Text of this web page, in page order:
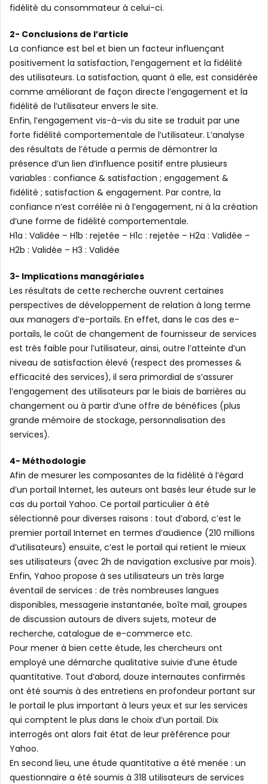
fidélité du consommateur à celui-ci.
2- Conclusions de l’article
La confiance est bel et bien un facteur influençant
positivement la satisfaction, l’engagement et la fidélité
des utilisateurs. La satisfaction, quant à elle, est considérée
comme améliorant de façon directe l’engagement et la
fidélité de l’utilisateur envers le site.
Enfin, l’engagement vis-à-vis du site se traduit par une
forte fidélité comportementale de l’utilisateur. L’analyse
des résultats de l’étude a permis de démontrer la
présence d’un lien d’influence positif entre plusieurs
variables : confiance & satisfaction ; engagement &
fidélité ; satisfaction & engagement. Par contre, la
confiance n’est corrélée ni à l’engagement, ni à la création
d’une forme de fidélité comportementale.
H1a : Validée – H1b : rejetée – H1c : rejetée – H2a : Validée –
H2b : Validée – H3 : Validée
3- Implications managériales
Les résultats de cette recherche ouvrent certaines
perspectives de développement de relation à long terme
aux managers d’e-portails. En effet, dans le cas des e-
portails, le coût de changement de fournisseur de services
est très faible pour l’utilisateur, ainsi, outre l’atteinte d’un
niveau de satisfaction élevé (respect des promesses &
efficacité des services), il sera primordial de s’assurer
l’engagement des utilisateurs par le biais de barrières au
changement ou à partir d’une offre de bénéfices (plus
grande mémoire de stockage, personnalisation des
services).
4- Méthodologie
Afin de mesurer les composantes de la fidélité à l’égard
d’un portail Internet, les auteurs ont basés leur étude sur le
cas du portail Yahoo. Ce portail particulier à été
sélectionné pour diverses raisons : tout d’abord, c’est le
premier portail Internet en termes d’audience (210 millions
d’utilisateurs) ensuite, c’est le portail qui retient le mieux
ses utilisateurs (avec 2h de navigation exclusive par mois).
Enfin, Yahoo propose à ses utilisateurs un très large
éventail de services : de très nombreuses langues
disponibles, messagerie instantanée, boîte mail, groupes
de discussion autours de divers sujets, moteur de
recherche, catalogue de e-commerce etc.
Pour mener à bien cette étude, les chercheurs ont
employé une démarche qualitative suivie d’une étude
quantitative. Tout d’abord, douze internautes confirmés
ont été soumis à des entretiens en profondeur portant sur
le portail le plus important à leurs yeux et sur les services
qui comptent le plus dans le choix d’un portail. Dix
interrogés ont alors fait état de leur préférence pour
Yahoo.
En second lieu, une étude quantitative a été menée : un
questionnaire a été soumis à 318 utilisateurs de services